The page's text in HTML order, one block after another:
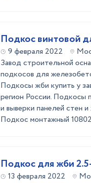
Подкос винтовой
9 февраля 2022
Завод строительной
подкосов для
Подкосы жби купить у
регион России. Подкосы
и выверки панелей стен
Подкос монтажный
Подкос для жби
13 февраля 2022